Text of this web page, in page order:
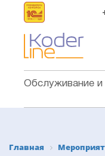
Обслуживание и
Главная